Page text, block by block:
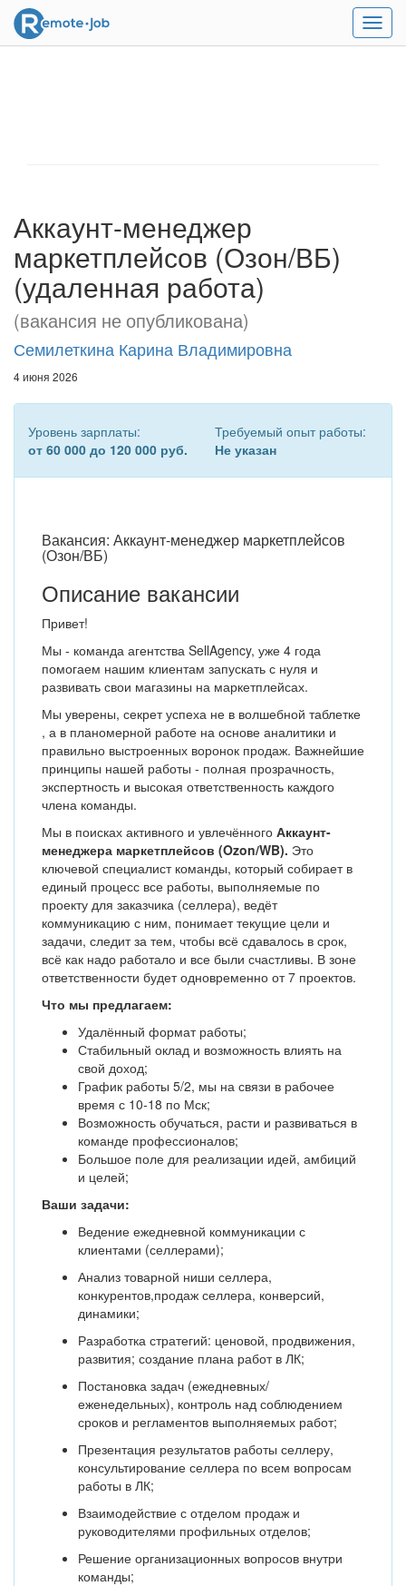
Меню
Аккаунт-менеджер
маркетплейсов (Озон/ВБ)
(удаленная работа)
(вакансия не опубликована)
Семилеткина Карина Владимировна
4 июня 2026
Уровень зарплаты:
от 60 000 до 120 000 руб.
Требуемый опыт работы:
Не указан
Вакансия: Аккаунт-менеджер маркетплейсов
(Озон/ВБ)
Описание вакансии
Привет!
Мы - команда агентства SellAgency, уже 4 года
помогаем нашим клиентам запускать с нуля и
развивать свои магазины на маркетплейсах.
Мы уверены, секрет успеха не в волшебной таблетке
, а в планомерной работе на основе аналитики и
правильно выстроенных воронок продаж. Важнейшие
принципы нашей работы - полная прозрачность,
экспертность и высокая ответственность каждого
члена команды.
Мы в поисках активного и увлечённого Аккаунт-
менеджера маркетплейсов (Ozon/WB). Это
ключевой специалист команды, который собирает в
единый процесс все работы, выполняемые по
проекту для заказчика (селлера), ведёт
коммуникацию с ним, понимает текущие цели и
задачи, следит за тем, чтобы всё сдавалось в срок,
всё как надо работало и все были счастливы. В зоне
ответственности будет одновременно от 7 проектов.
Что мы предлагаем:
Удалённый формат работы;
Стабильный оклад и возможность влиять на
свой доход;
График работы 5/2, мы на связи в рабочее
время с 10-18 по Мск;
Возможность обучаться, расти и развиваться в
команде профессионалов;
Большое поле для реализации идей, амбиций
и целей;
Ваши задачи:
Ведение ежедневной коммуникации с
клиентами (селлерами);
Анализ товарной ниши селлера,
конкурентов,продаж селлера, конверсий,
динамики;
Разработка стратегий: ценовой, продвижения,
развития; создание плана работ в ЛК;
Постановка задач (ежедневных/
еженедельных), контроль над соблюдением
сроков и регламентов выполняемых работ;
Презентация результатов работы селлеру,
консультирование селлера по всем вопросам
работы в ЛК;
Взаимодействие с отделом продаж и
руководителями профильных отделов;
Решение организационных вопросов внутри
команды;